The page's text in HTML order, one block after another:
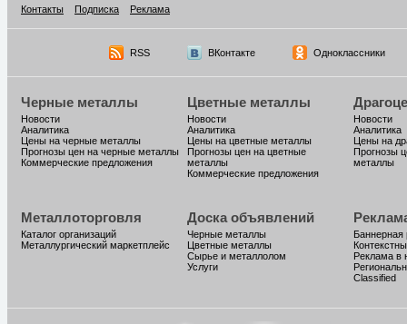
Контакты
Подписка Реклама
RSS ВКонтакте Одноклассники
Черные металлы
Новости
Аналитика
Цены на черные металлы
Прогнозы цен на черные металлы
Коммерческие предложения
Цветные металлы
Новости
Аналитика
Цены на цветные металлы
Прогнозы цен на цветные
металлы
Коммерческие предложения
Новости
Аналитика
Цены на
Прогнозы
металлы
Металлоторговля
Каталог организаций
Металлургический маркетплейс
Доска объявлений
Черные металлы
Цветные металлы
Сырье и металлолом
Услуги
Баннерная
Реклама в
Classified